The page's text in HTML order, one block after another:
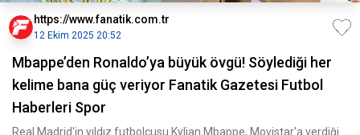
https://www.fanatik.com.tr
12 Ekim 2025 20:52
Mbappe’den Ronaldo’ya büyük övgü! Söylediği her
kelime bana güç veriyor Fanatik Gazetesi Futbol
Haberleri Spor
Real Madrid'in yıldız futbolcusu Kylian Mbappe, Movistar'a verdiği